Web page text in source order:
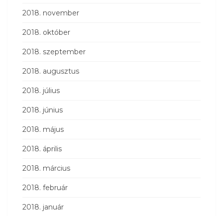
2018. november
2018. október
2018. szeptember
2018. augusztus
2018. július
2018. június
2018. május
2018. április
2018. március
2018. február
2018. január